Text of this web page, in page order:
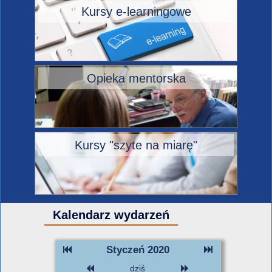
Kursy e-learningowe
Opieka mentorska
Kursy "szyte na miarę"
Kalendarz wydarzeń
Styczeń 2020
dziś